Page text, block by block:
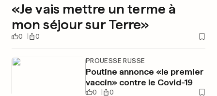
«Je vais mettre un terme à
mon séjour sur Terre»
0 0
PROUESSE RUSSE
Poutine annonce «le premier
vaccin» contre le Covid-19
0 0